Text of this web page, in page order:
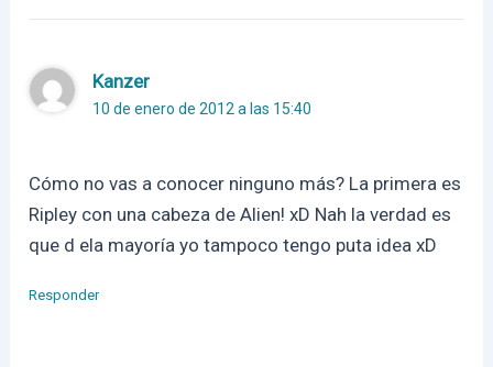
Kanzer
10 de enero de 2012 a las 15:40
Cómo no vas a conocer ninguno más? La primera es
Ripley con una cabeza de Alien! xD Nah la verdad es
que d ela mayoría yo tampoco tengo puta idea xD
Responder